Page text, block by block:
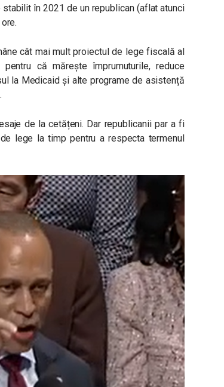
în 2021 de un republican (aflat atunci
cât mai mult proiectul de lege fiscală al
că mărește împrumuturile, reduce
la Medicaid și alte programe de asistență
de la cetățeni. Dar republicanii par a fi
lege la timp pentru a respecta termenul